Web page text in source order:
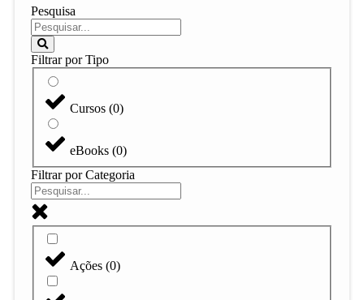
Pesquisa
Filtrar por Tipo
Cursos (0)
eBooks (0)
Filtrar por Categoria
Ações (0)